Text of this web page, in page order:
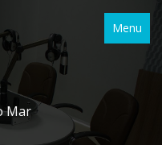
Menu
Mar